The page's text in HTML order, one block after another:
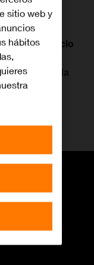
Orange
), el nuevo
Wifi 6E,Servicio
soporte
tanto en la
tras la
domicilio
sitio web y
hábitos